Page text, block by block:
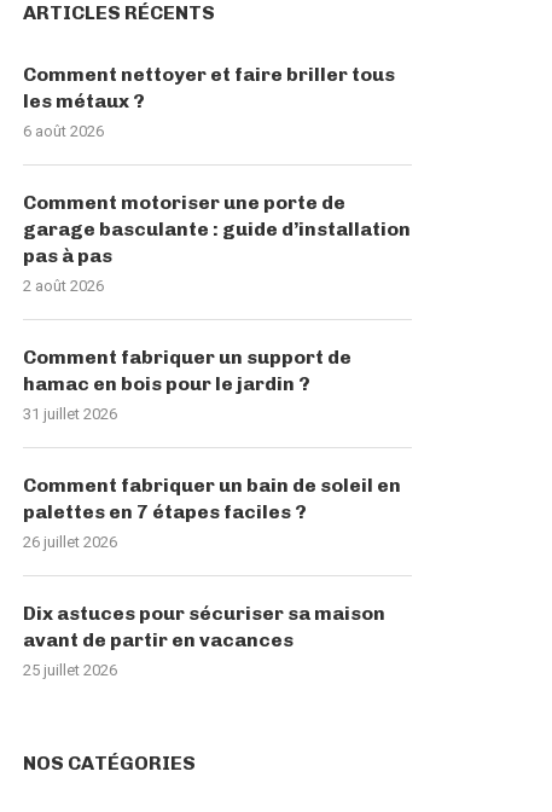
ARTICLES RÉCENTS
Comment nettoyer et faire briller tous
les métaux ?
6 août 2026
Comment motoriser une porte de
garage basculante : guide d’installation
pas à pas
2 août 2026
Comment fabriquer un support de
hamac en bois pour le jardin ?
31 juillet 2026
Comment fabriquer un bain de soleil en
palettes en 7 étapes faciles ?
26 juillet 2026
Dix astuces pour sécuriser sa maison
avant de partir en vacances
25 juillet 2026
NOS CATÉGORIES